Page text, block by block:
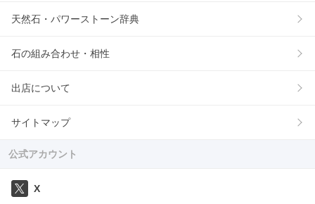
天然石・パワーストーン辞典
石の組み合わせ・相性
出店について
サイトマップ
公式アカウント
X